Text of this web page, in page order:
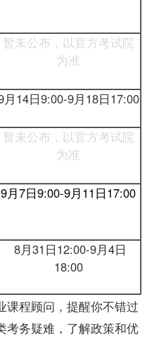
暂未公布，以官方考试院
为准
月14日9:00-9月18日17:00
暂未公布，以官方考试院
为准
9月7日9:00-9月11日17:00
8月31日12:00-9月4日
18:00
课程顾问，提醒你不错过
考务疑难，了解政策和优